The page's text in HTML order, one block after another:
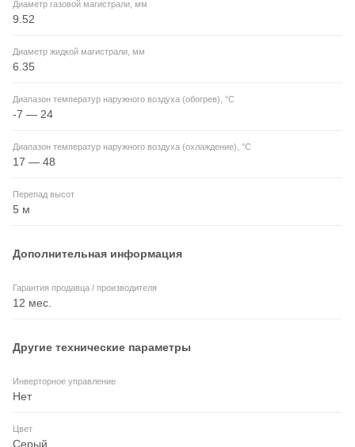
Диаметр газовой магистрали, мм
9.52
Диаметр жидкой магистрали, мм
6.35
Диапазон температур наружного воздуха (обогрев), °C
-7 — 24
Диапазон температур наружного воздуха (охлаждение), °C
17 — 48
Перепад высот
5 м
Дополнительная информация
Гарантия продавца / производителя
12 мес.
Другие технические параметры
Инверторное управление
Нет
Цвет
Серый